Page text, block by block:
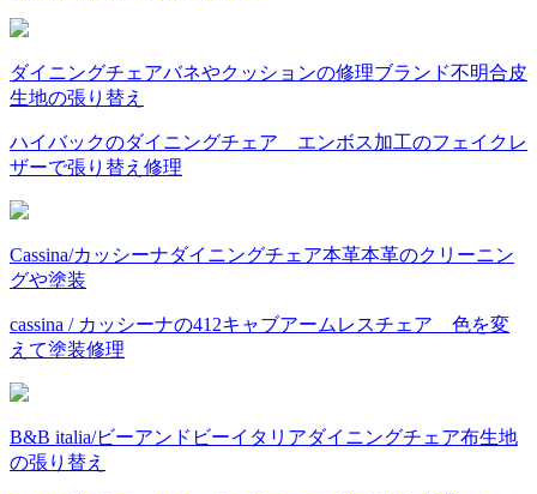
ダイニングチェアバネやクッションの修理ブランド不明合皮
生地の張り替え
ハイバックのダイニングチェア エンボス加工のフェイクレ
ザーで張り替え修理
Cassina/カッシーナダイニングチェア本革本革のクリーニン
グや塗装
cassina / カッシーナの412キャブアームレスチェア 色を変
えて塗装修理
B&B italia/ビーアンドビーイタリアダイニングチェア布生地
の張り替え